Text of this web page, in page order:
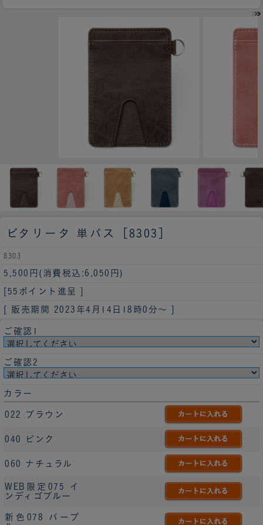
ビタリータ 単パス［8303］
8303
5,500円 (消費税込:6,050円)
[55ポイント進呈 ]
[ 販売期間 2023年4月14日18時0分 ～ ]
ご確認1
ご確認2
カラー
022 ブラウン
040 ピンク
060 ナチュラル
WEB限定075 イ
ンディゴブルー
新色078 パープ